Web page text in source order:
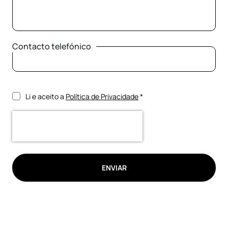
Contacto telefónico
Li e aceito a Política de Privacidade*
ENVIAR